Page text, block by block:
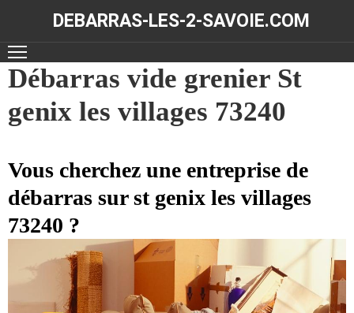
DEBARRAS-LES-2-SAVOIE.COM
ACCUEIL
DÉBARRAS
RÉALISATIONS
CONTACT
Débarras vide grenier St
genix les villages 73240
Vous cherchez une entreprise de
débarras sur st genix les villages
73240 ?